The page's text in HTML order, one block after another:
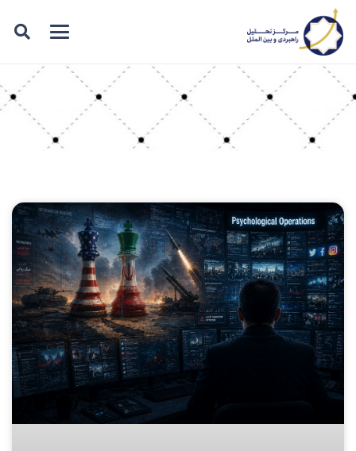
برچسب: راهبرد